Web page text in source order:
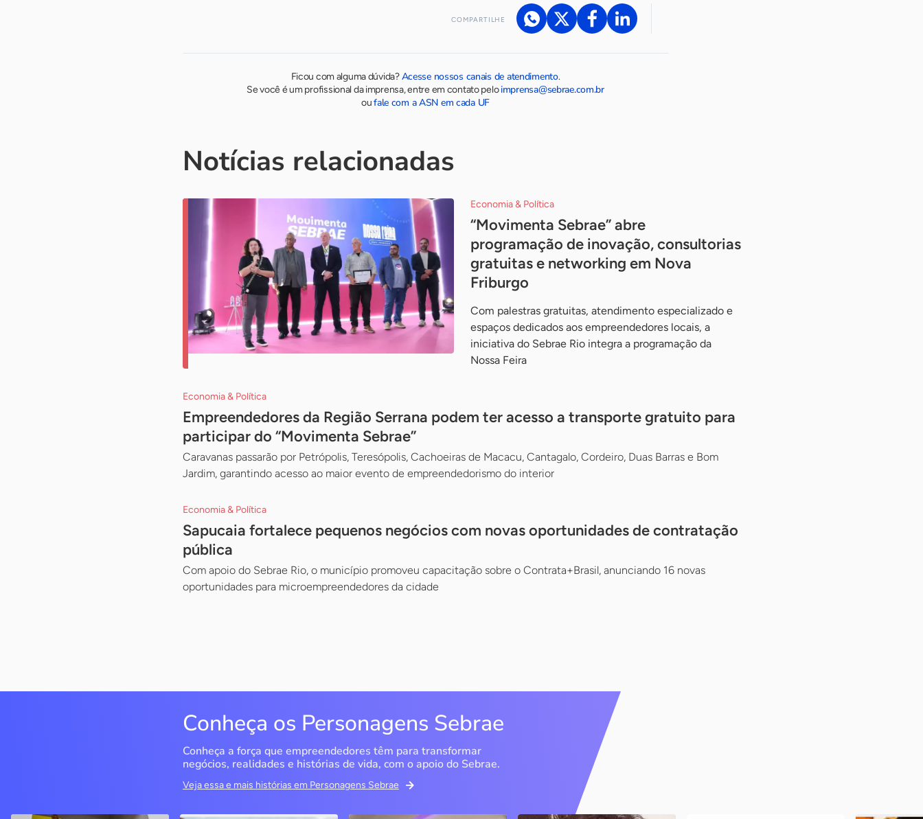
COMPARTILHE
Ficou com alguma dúvida?Acesse nossos canais de atendimento.
Se você é um profissional da imprensa, entre em contato peloimprensa@sebrae.com.br
oufale com a ASN em cada UF
Notícias relacionadas
Economia & Política
“Movimenta Sebrae” abre
programação de inovação, consultorias
gratuitas e networking em Nova
Friburgo
Com palestras gratuitas, atendimento especializado e
espaços dedicados aos empreendedores locais, a
iniciativa do Sebrae Rio integra a programação da
Nossa Feira
Economia & Política
Empreendedores da Região Serrana podem ter acesso a transporte gratuito para
participar do “Movimenta Sebrae”
Caravanas passarão por Petrópolis, Teresópolis, Cachoeiras de Macacu, Cantagalo, Cordeiro, Duas Barras e Bom
Jardim, garantindo acesso ao maior evento de empreendedorismo do interior
Economia & Política
Sapucaia fortalece pequenos negócios com novas oportunidades de contratação
pública
Com apoio do Sebrae Rio, o município promoveu capacitação sobre o Contrata+Brasil, anunciando 16 novas
oportunidades para microempreendedores da cidade
Conheça os Personagens Sebrae
Conheça a força que empreendedores têm para transformar
negócios, realidades e histórias de vida, com o apoio do Sebrae.
Veja essa e mais histórias em Personagens Sebrae